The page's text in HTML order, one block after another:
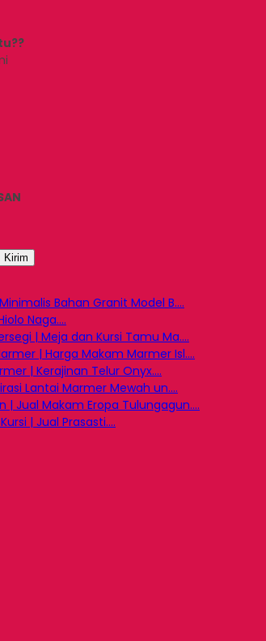
Kirim
Bahan Granit Model B....
Naga....
| Meja dan Kursi Tamu Ma....
| Harga Makam Marmer Isl....
| Kerajinan Telur Onyx....
Lantai Marmer Mewah un....
| Jual Makam Eropa Tulungagun....
| Jual Prasasti....